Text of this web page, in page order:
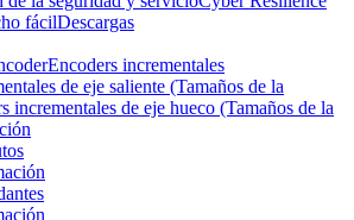
fácilDescargas
Encoders incrementales
de eje saliente (Tamaños de la
incrementales de eje hueco (Tamaños de la